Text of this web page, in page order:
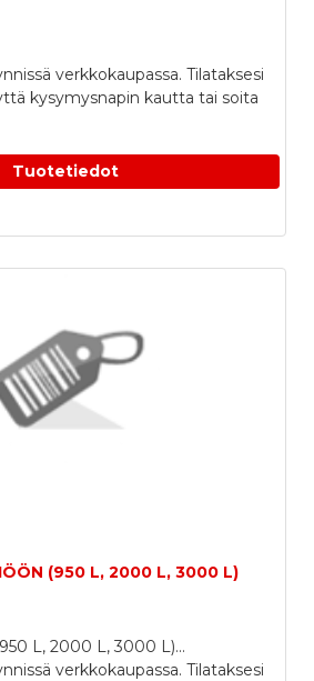
verkkokaupassa. Tilataksesi
kysymysnapin kautta tai soita
Tuotetiedot
(950 L, 2000 L, 3000 L)
L, 2000 L, 3000 L)...
verkkokaupassa. Tilataksesi